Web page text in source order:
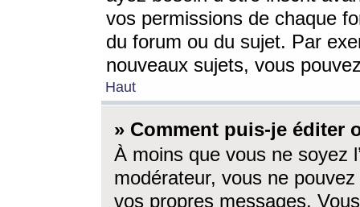
vos permissions de chaque
du forum ou du sujet. Par
nouveaux sujets, vous
Haut
» Comment puis-je éditer
À moins que vous ne soyez
modérateur, vous ne
vos propres messages.